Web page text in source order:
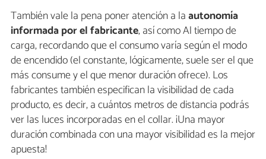
También vale la pena poner atención a laautonomía
informada por el fabricante, así como Al tiempo de
carga, recordando que el consumo varía según el modo
de encendido (el constante, lógicamente, suele ser el que
más consume y el que menor duración ofrece). Los
fabricantes también especifican la visibilidad de cada
producto, es decir, a cuántos metros de distancia podrás
ver las luces incorporadas en el collar. ¡Una mayor
duración combinada con una mayor visibilidad es la mejor
apuesta!